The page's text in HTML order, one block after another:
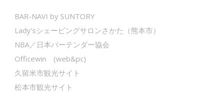
BAR-NAVI by SUNTORY
Lady'sシェービングサロンさかた（熊本市）
NBA／日本バーテンダー協会
Officewin (web&pc)
久留米市観光サイト
松本市観光サイト